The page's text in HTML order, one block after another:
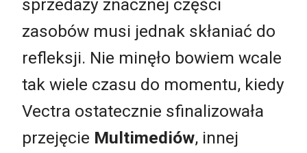
sprzedaży znacznej części
zasobów musi jednak skłaniać do
refleksji. Nie minęło bowiem wcale
tak wiele czasu do momentu, kiedy
Vectra ostatecznie sfinalizowała
przejęcie Multimediów, innej